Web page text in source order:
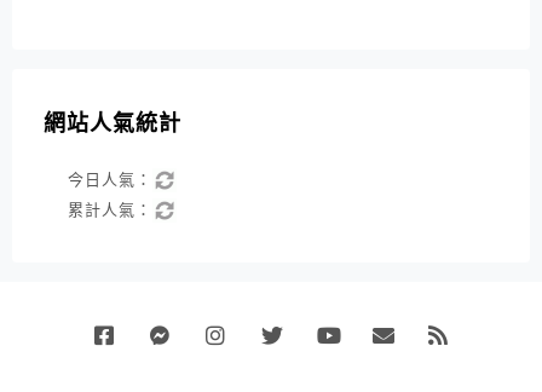
網站人氣統計
今日人氣：
累計人氣：